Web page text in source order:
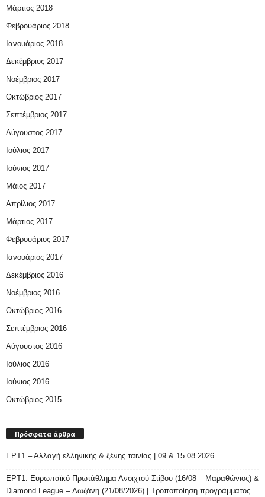
Μάρτιος 2018
Φεβρουάριος 2018
Ιανουάριος 2018
Δεκέμβριος 2017
Νοέμβριος 2017
Οκτώβριος 2017
Σεπτέμβριος 2017
Αύγουστος 2017
Ιούλιος 2017
Ιούνιος 2017
Μάιος 2017
Απρίλιος 2017
Μάρτιος 2017
Φεβρουάριος 2017
Ιανουάριος 2017
Δεκέμβριος 2016
Νοέμβριος 2016
Οκτώβριος 2016
Σεπτέμβριος 2016
Αύγουστος 2016
Ιούλιος 2016
Ιούνιος 2016
Οκτώβριος 2015
Πρόσφατα άρθρα
ΕΡΤ1 – Αλλαγή ελληνικής & ξένης ταινίας | 09 & 15.08.2026
ΕΡΤ1: Ευρωπαϊκό Πρωτάθλημα Ανοιχτού Στίβου (16/08 – Μαραθώνιος) &
Diamond League – Λωζάνη (21/08/2026) | Τροποποίηση προγράμματος